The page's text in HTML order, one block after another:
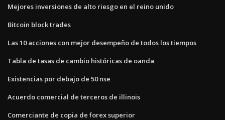
Mejores inversiones de alto riesgo en el reino unido
Bitcoin block trades
Las 10 acciones con mejor desempeño de todos los tiempos
Tabla de tasas de cambio históricas de oanda
Existencias por debajo de 50 nse
Acuerdo comercial de terceros de illinois
Comerciante de copia de forex superior